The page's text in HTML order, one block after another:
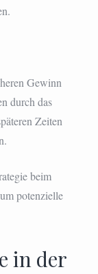
Gewinn
durch das
Zeiten
beim
potenzielle
in der